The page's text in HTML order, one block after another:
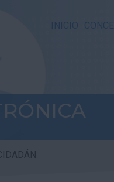
INICIO